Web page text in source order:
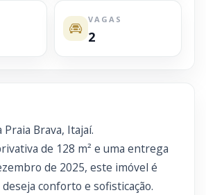
VAGAS
2
Brava, Itajaí.
de 128 m² e uma entrega
de 2025, este imóvel é
conforto e sofisticação.